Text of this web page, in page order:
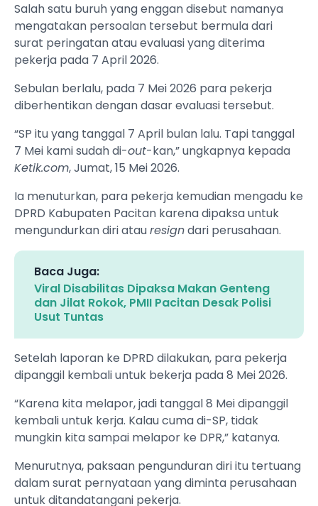
Salah satu buruh yang enggan disebut namanya
mengatakan persoalan tersebut bermula dari
surat peringatan atau evaluasi yang diterima
pekerja pada 7 April 2026.
Sebulan berlalu, pada 7 Mei 2026 para pekerja
diberhentikan dengan dasar evaluasi tersebut.
“SP itu yang tanggal 7 April bulan lalu. Tapi tanggal
7 Mei kami sudah di-out-kan,” ungkapnya kepada
Ketik.com, Jumat, 15 Mei 2026.
Ia menuturkan, para pekerja kemudian mengadu ke
DPRD Kabupaten Pacitan karena dipaksa untuk
mengundurkan diri atauresigndari perusahaan.
Baca Juga:
Viral Disabilitas Dipaksa Makan Genteng
dan Jilat Rokok, PMII Pacitan Desak Polisi
Usut Tuntas
Setelah laporan ke DPRD dilakukan, para pekerja
dipanggil kembali untuk bekerja pada 8 Mei 2026.
“Karena kita melapor, jadi tanggal 8 Mei dipanggil
kembali untuk kerja. Kalau cuma di-SP, tidak
mungkin kita sampai melapor ke DPR,” katanya.
Menurutnya, paksaan pengunduran diri itu tertuang
dalam surat pernyataan yang diminta perusahaan
untuk ditandatangani pekerja.